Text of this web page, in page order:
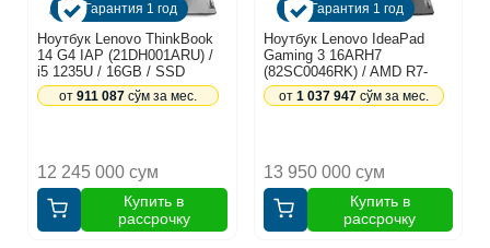
Гарантия 1 год
Ноутбук Lenovo ThinkBook
14 G4 IAP (21DH001ARU) /
i5 1235U / 16GB / SSD
512GB / 14", серый
12 245 000 сум
от 911 087сўм за мес.
Купить в
рассрочку
Гарантия 1 год
Ноутбук Lenovo IdeaPad
Gaming 3 16ARH7
(82SC0046RK) / AMD R7-
6800H / 16GB / SSD 512GB /
RTX3050Ti 4GB / 16", серый
13 950 000 сум
от 1 037 947сўм за мес.
Купить в
рассрочку